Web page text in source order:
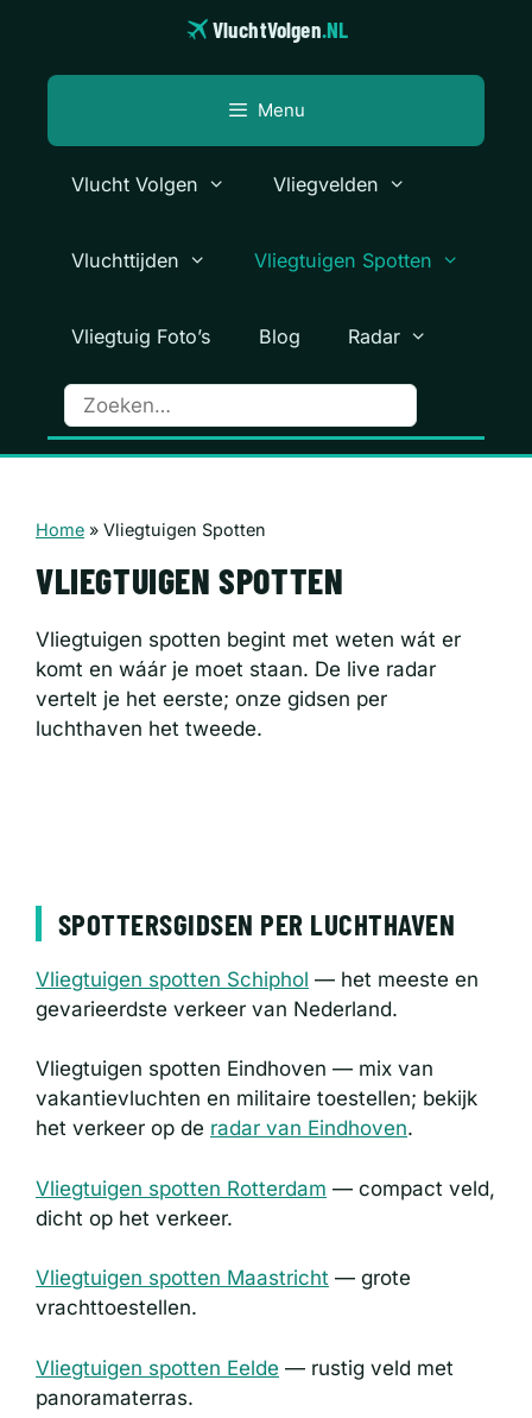
VluchtVolgen.NL
Menu
Vlucht Volgen Vliegvelden
Vluchttijden Vliegtuigen Spotten
Vliegtuig Foto’s Blog Radar
Home » Vliegtuigen Spotten
VLIEGTUIGEN SPOTTEN
Vliegtuigen spotten begint met weten wát er
komt en wáár je moet staan. De live radar
vertelt je het eerste; onze gidsen per
luchthaven het tweede.
SPOTTERSGIDSEN PER LUCHTHAVEN
Vliegtuigen spotten Schiphol — het meeste en
gevarieerdste verkeer van Nederland.
Vliegtuigen spotten Eindhoven — mix van
vakantievluchten en militaire toestellen; bekijk
het verkeer op de radar van Eindhoven.
Vliegtuigen spotten Rotterdam — compact veld,
dicht op het verkeer.
Vliegtuigen spotten Maastricht — grote
vrachttoestellen.
Vliegtuigen spotten Eelde — rustig veld met
panoramaterras.